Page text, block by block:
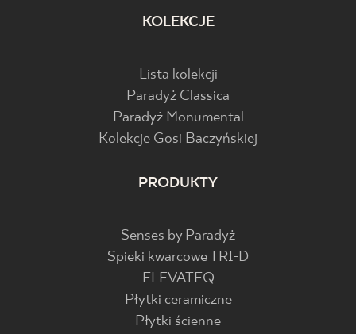
KOLEKCJE
Lista kolekcji
Paradyż Classica
Paradyż Monumental
Kolekcje Gosi Baczyńskiej
PRODUKTY
Senses by Paradyż
Spieki kwarcowe TRI-D
ELEVATEQ
Płytki ceramiczne
Płytki ścienne